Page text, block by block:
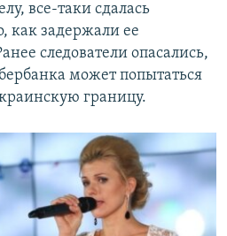
все-таки сдалась
как задержали ее
следователи опасались,
может попытаться
границу.